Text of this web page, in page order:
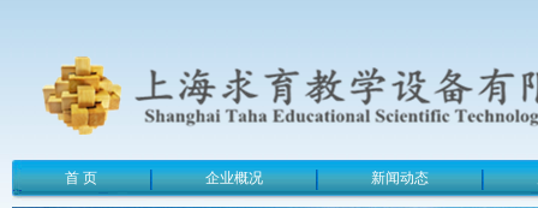
首 页 企业概况 新闻动态